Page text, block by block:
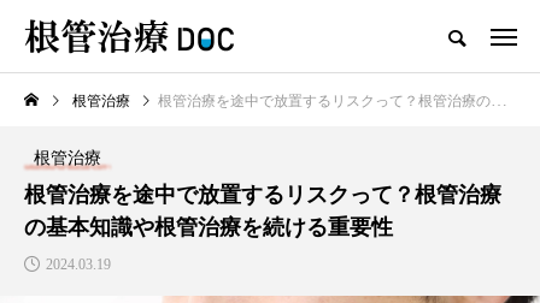
TOP 根管治療
新着記事
根管治療
根管治療 根管治療を途中で放置するリスクって？根管治療の基本知識や根管治療を続ける重要性
根管治療
根管治療を途中で放置するリスクって？根管治療
の基本知識や根管治療を続ける重要性
2024.03.19